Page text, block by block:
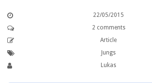
22/05/2015
2 comments
Article
Jungs
Lukas